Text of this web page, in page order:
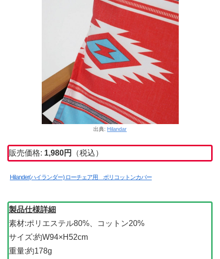
出典: Hilandar
販売価格: 1,980円 （税込）
Hilander(ハイランダー) ローチェア用 ポリコットンカバー
製品仕様詳細
素材:ポリエステル80%、コットン20%
サイズ:約W94×H52cm
重量:約178g